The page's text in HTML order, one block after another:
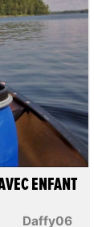
Daffy06
ENFANT